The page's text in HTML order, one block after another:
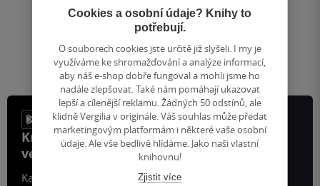
Zobrazeno 20 z 20
1
Přejít
na
stránku
/ 1
Knihy, recenze a klubové výhody
ve vaší kapse a naší appce KDčko
Každý měsíc společně přečteme tisíce knih
Cookies a osobní údaje? Knihy to
potřebují.
O souborech cookies jste určitě již slyšeli. I my je
využíváme ke shromažďování a analýze informací,
aby náš e-shop dobře fungoval a mohli jsme ho
nadále zlepšovat. Také nám pomáhají ukazovat
lepší a cílenější reklamu. Žádných 50 odstínů, ale
klidně Vergilia v originále. Váš souhlas může předat
marketingovým platformám i některé vaše osobní
údaje. Ale vše bedlivě hlídáme. Jako naši vlastní
knihovnu!
Zjistit více